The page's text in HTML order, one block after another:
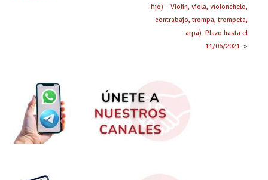
fijo) – Violín, viola, violonchelo,
contrabajo, trompa, trompeta,
arpa). Plazo hasta el
11/06/2021.»